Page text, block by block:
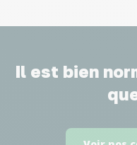
Il est bien